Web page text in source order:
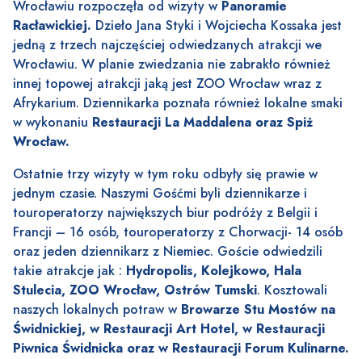
Wrocławiu rozpoczęła od wizyty w Panoramie
Racławickiej. Dzieło Jana Styki i Wojciecha Kossaka jest
jedną z trzech najczęściej odwiedzanych atrakcji we
Wrocławiu. W planie zwiedzania nie zabrakło również
innej topowej atrakcji jaką jest ZOO Wrocław wraz z
Afrykarium. Dziennikarka poznała również lokalne smaki
w wykonaniu Restauracji La Maddalena oraz Spiż
Wrocław.
Ostatnie trzy wizyty w tym roku odbyły się prawie w
jednym czasie. Naszymi Gośćmi byli dziennikarze i
touroperatorzy największych biur podróży z Belgii i
Francji – 16 osób, touroperatorzy z Chorwacji- 14 osób
oraz jeden dziennikarz z Niemiec. Goście odwiedzili
takie atrakcje jak : Hydropolis, Kolejkowo, Hala
Stulecia, ZOO Wrocław, Ostrów Tumski. Kosztowali
naszych lokalnych potraw w Browarze Stu Mostów na
Świdnickiej, w Restauracji Art Hotel, w Restauracji
Piwnica Świdnicka oraz w Restauracji Forum Kulinarne.